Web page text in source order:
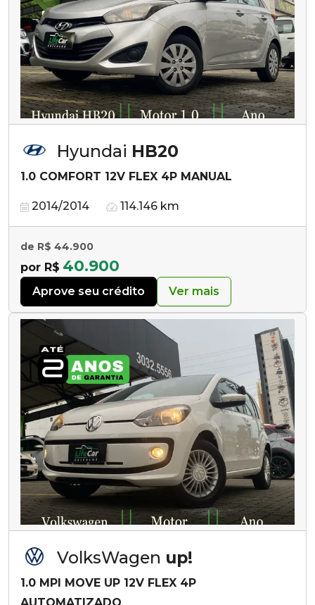
Hyundai HB20
1.0 COMFORT 12V FLEX 4P MANUAL
2014/2014 114.146 km
de R$ 44.900
por R$ 40.900
Aprove seu crédito Ver mais
VolksWagen up!
1.0 MPI MOVE UP 12V FLEX 4P